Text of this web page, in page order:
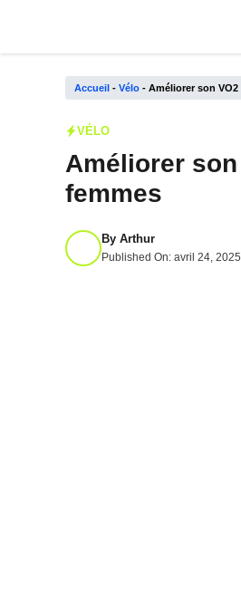
Accueil - Vélo - Améliorer son
VÉLO
Améliorer
femmes
By Arthur
Published On: avril 24, 2025